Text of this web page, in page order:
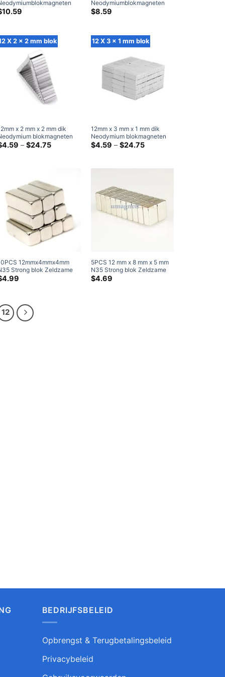
aardse
10.59
Neodymiumblokmagneten
zeldzame aardse
$8.59
X 2 x 2 mm blok
x 2 mm x 2 mm dik
blokmagneten
Supersterke 12x2x2mm
zeldzame aarde
4.59 – $24.75Prijsklasse:
12 X 3 x 1 mm blok
12mm x 3 mm x 1 mm dik
Neodymium blokmagneten
N38 Supersterke 12x3x1mm
zeldzame aarde
$4.59 – $24.75Prijsklasse:
12mmx4mmx4mm
Strong blok Zeldzame
hoog aangedreven magneten
4.99
5PCS 12 mm x 8 mm x 5 mm
N35 Strong blok Zeldzame
aardneodymiummagneten
$4.69
12
BEDRIJFSBELEID
Opbrengst & Terugbetalingsbeleid
Privacybeleid